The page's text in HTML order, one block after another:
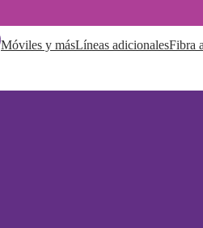
Móviles y másLíneas adicionalesFibra